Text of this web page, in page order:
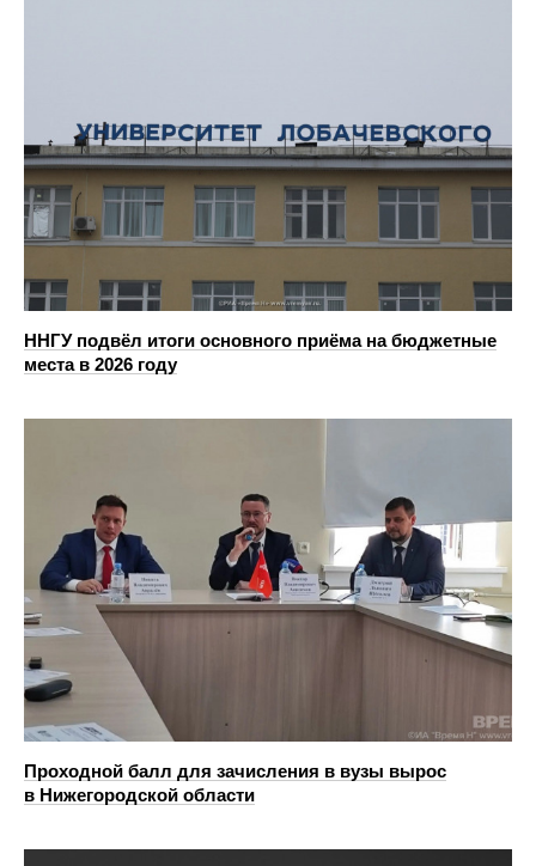
ННГУ подвёл итоги основного приёма на бюджетные
места в 2026 году
Проходной балл для зачисления в вузы вырос
в Нижегородской области